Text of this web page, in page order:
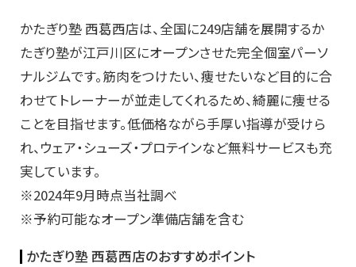
かたぎり塾 西葛西店は、全国に249店舗を展開するか
たぎり塾が江戸川区にオープンさせた完全個室パーソ
ナルジムです。筋肉をつけたい、痩せたいなど目的に合
わせてトレーナーが並走してくれるため、綺麗に痩せる
ことを目指せます。低価格ながら手厚い指導が受けら
れ、ウェア・シューズ・プロテインなど無料サービスも充
実しています。
※2024年9月時点当社調べ
※予約可能なオープン準備店舗を含む
かたぎり塾 西葛西店のおすすめポイント